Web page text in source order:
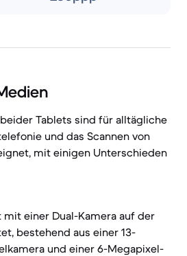
Tablets sind für alltägliche
und das Scannen von
mit einigen Unterschieden
mit einer Dual-Kamera auf der
bestehend aus einer 13-
und einer 6-Megapixel-